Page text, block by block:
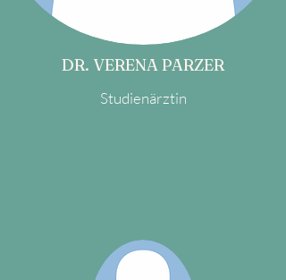
DR. VERENA PARZER
Studienärztin